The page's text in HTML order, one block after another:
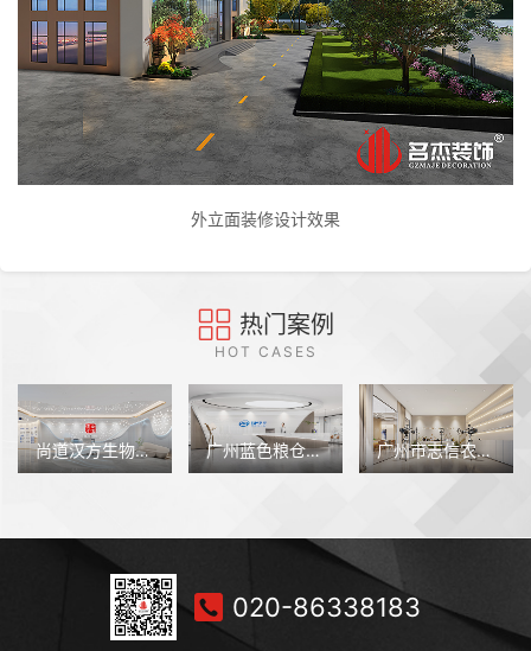
外立面装修设计效果
热门案例
HOT CASES
尚道汉方生物科技（广州）办公室装修设计 广州蓝色粮仓科技办公室装修设计 广州市志信农业办公室装修设计
020-86338183